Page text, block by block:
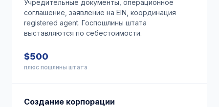
Учредительные документы, операционное
соглашение, заявление на EIN, координация
registered agent. Госпошлины штата
выставляются по себестоимости.
$500
плюс пошлины штата
Создание корпорации